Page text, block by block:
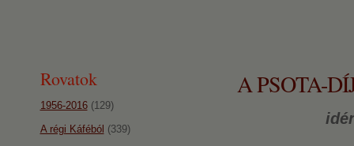
A PSOTA-
Rovatok
1956-2016(129)
A régi Káféból (339)